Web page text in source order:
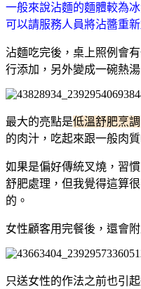
一般來說沾麵的麵體較為
可以請服務人員將沾醬重新
沾麵吃完後，桌上照例會
行添加，另外變成一碗熱湯
最大的亮點是低溫舒肥烹調
的肉汁，吃起來跟一般肉
如果是偏好傳統叉燒，習
舒肥處理，但我覺得這算
的。
女性顧客用完餐後，還會
只送女性的作法之前也引